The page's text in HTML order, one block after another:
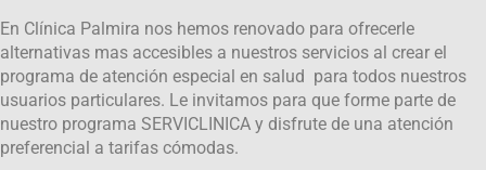
En Clínica Palmira nos hemos renovado para ofrecerle
alternativas mas accesibles a nuestros servicios al crear el
programa de atención especial en salud para todos nuestros
usuarios particulares. Le invitamos para que forme parte de
nuestro programa SERVICLINICA y disfrute de una atención
preferencial a tarifas cómodas.